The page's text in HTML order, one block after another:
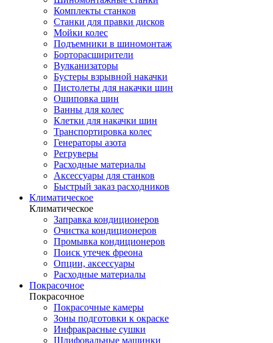
Комплекты станков
Станки для правки дисков
Мойки колес
Подъемники в шиномонтаж
Борторасширители
Вулканизаторы
Бустеры взрывной накачки
Пистолеты для накачки шин
Ошиповка шин
Ванны для колес
Клетки для накачки шин
Транспортировка колес
Генераторы азота
Регруверы
Расходные материалы
Аксессуары для станков
Быстрый заказ расходников
Климатическое
Климатическое
Заправка кондиционеров
Очистка кондиционеров
Промывка кондиционеров
Поиск утечек фреона
Опции, аксессуары
Расходные материалы
Покрасочное
Покрасочное
Покрасочные камеры
Зоны подготовки к окраске
Инфракрасные сушки
Шлифовальные машинки